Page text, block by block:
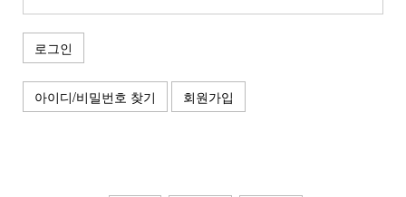
로그인
아이디/비밀번호 찾기 회원가입